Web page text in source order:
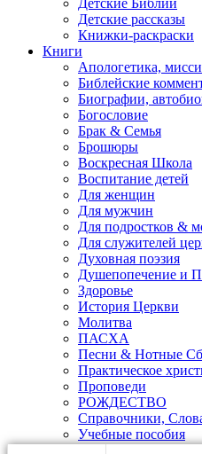
Детские Библии
Детские рассказы
Книжки-раскраски
Книги
Апологетика,
Библейские
Биографии,
Богословие
Брак & Семья
Брошюры
Воскресная Школа
Воспитание детей
Для женщин
Для мужчин
Для подростков &
Для служителей
Духовная поэзия
Душепопечение и
Здоровье
История Церкви
Молитва
ПАСХА
Песни & Нотные
Практическое
Проповеди
РОЖДЕСТВО
Справочники,
Учебные пособия